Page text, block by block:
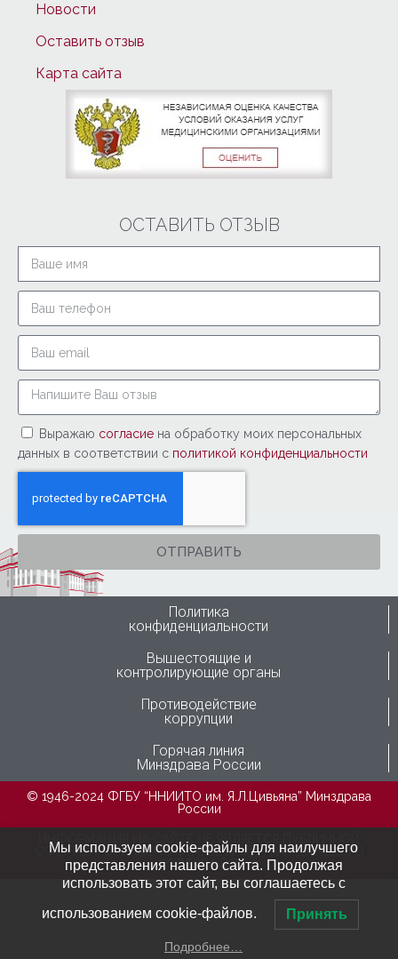
Новости
Оставить отзыв
Карта сайта
ОСТАВИТЬ ОТЗЫВ
Выражаю согласие на обработку моих персональных
данных в соответствии с политикой конфиденциальности
ОТПРАВИТЬ
Политика
конфиденциальности
Вышестоящие и
контролирующие органы
Противодействие
коррупции
Горячая линия
Минздрава России
© 1946-2024 ФГБУ “ННИИТО им. Я.Л.Цивьяна” Минздрава
России
ИНФОРМАЦИЯ НА САЙТЕ НЕ ЯВЛЯЕТСЯ ПУБЛИЧНОЙ
ОФЕРТОЙ, СОГЛАСНО СТАТЬЕ №437 ГРАЖДАНСКОГО
КОДЕКСА РФ
Мы используем cookie-файлы для наилучшего
представления нашего сайта. Продолжая
использовать этот сайт, вы соглашаетесь с
использованием cookie-файлов. Принять
Подробнее…